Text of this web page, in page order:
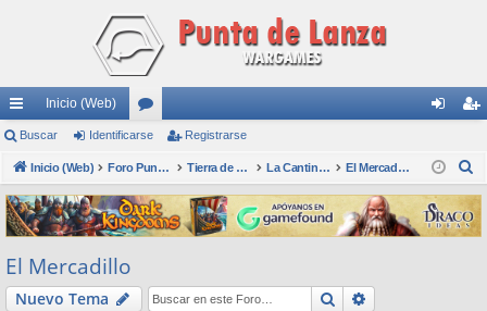
nl
ac
es
rá
pi
do
Inicio (Web)
or
os nti
fic
ar
ist
ra
rs
Buscar Identificarse Registrarse
Inicio (Web) Foro Punta de Lanza Wargames Tierra de nadie La Cantina - Die Kneipe El Mercadillo
s
c
El Mercadillo
Nuevo Tema Buscar